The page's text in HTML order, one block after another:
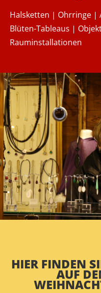
Halsketten | Ohrringe |
Blüten-Tableaus |
Rauminstallationen
HIER FINDEN
AUF